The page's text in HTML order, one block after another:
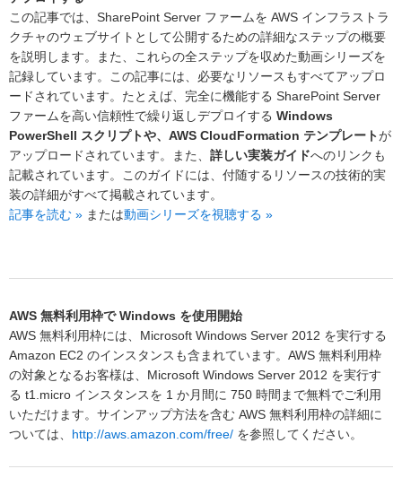
この記事では、SharePoint Server ファームを AWS インフラストラ
クチャのウェブサイトとして公開するための詳細なステップの概要
を説明します。また、これらの全ステップを収めた動画シリーズを
記録しています。この記事には、必要なリソースもすべてアップロ
ードされています。たとえば、完全に機能する SharePoint Server
ファームを高い信頼性で繰り返しデプロイする Windows
PowerShell スクリプトや、AWS CloudFormation テンプレートが
アップロードされています。また、 詳しい実装ガイドへのリンクも
記載されています。このガイドには、付随するリソースの技術的実
装の詳細がすべて掲載されています。
記事を読む » または動画シリーズを視聴する »
AWS 無料利用枠で Windows を使用開始
AWS 無料利用枠には、Microsoft Windows Server 2012 を実行する
Amazon EC2 のインスタンスも含まれています。AWS 無料利用枠
の対象となるお客様は、Microsoft Windows Server 2012 を実行す
る t1.micro インスタンスを 1 か月間に 750 時間まで無料でご利用
いただけます。サインアップ方法を含む AWS 無料利用枠の詳細に
ついては、 http://aws.amazon.com/free/ を参照してください。